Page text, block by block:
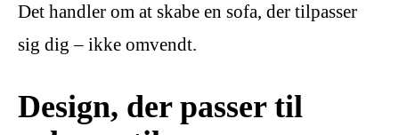
Det handler om at skabe en sofa, der tilpasser
sig dig – ikke omvendt.
Design, der passer til